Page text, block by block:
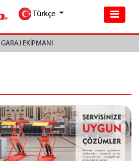
Türkçe
GARAJ EKİPMANI